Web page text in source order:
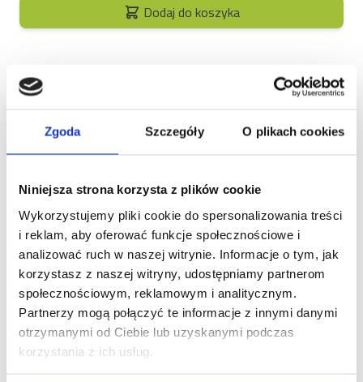
Zgoda Szczegóły O plikach cookies
Niniejsza strona korzysta z plików cookie
Wykorzystujemy pliki cookie do spersonalizowania treści
i reklam, aby oferować funkcje społecznościowe i
analizować ruch w naszej witrynie. Informacje o tym, jak
korzystasz z naszej witryny, udostępniamy partnerom
społecznościowym, reklamowym i analitycznym.
Partnerzy mogą połączyć te informacje z innymi danymi
otrzymanymi od Ciebie lub uzyskanymi podczas
korzystania z ich usług.
Dodaj do koszyka
Opis
Brit Care Cat Grain-Free
Kitten Immunity –
ułatwienie karmienia i
wzmocnienie odporności
Najważniejszym zadaniem opiekunki/opiekuna
małego kota jest zapewnienie mu jadłospisu, który
sprawi, że zwierzę będzie rosło silne i odporne na
bakterie czy wirusy. Zadbaj o to, serwując pupilowi